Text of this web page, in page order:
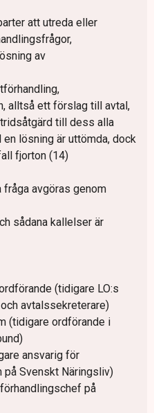
att utreda eller
av
alltså ett förslag till avtal,
till dess alla
lösning är uttömda, dock
fjorton (14)
avgöras genom
sådana kallelser är
(tidigare LO:s
avtalssekreterare)
(tidigare ordförande i
ansvarig för
på Svenskt Näringsliv)
på